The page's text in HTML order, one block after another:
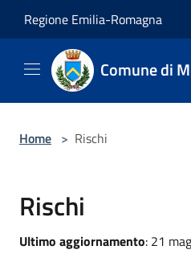
Regione Emilia-Romagna
Comune di
Home > Rischi
Rischi
Ultimo aggiornamento: 21